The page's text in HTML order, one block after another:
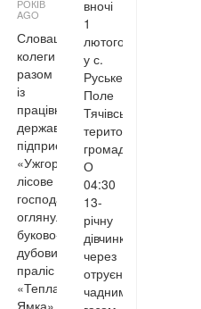
РОКІВ
AGO
Словацькі
колеги
разом
із
працівниками
державного
підприємства
«Ужгородське
лісове
господарство»
оглянули
буково-
дубовий
праліс
«Тепла
Ямка»
вночі
1
лютого
у с.
Руське
Поле
Тячівської
територіальної
громади.
О
04:30
13-
річну
дівчинку
через
отруєння
чадним